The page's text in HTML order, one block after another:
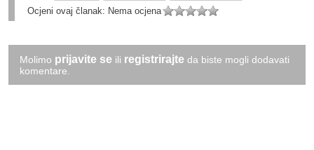
Ocjeni ovaj članak: Nema ocjena
Molimo prijavite se ili registrirajte da biste mogli dodavati
komentare.